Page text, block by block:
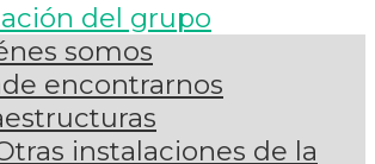
del grupo
somos
encontrarnos
instalaciones de la